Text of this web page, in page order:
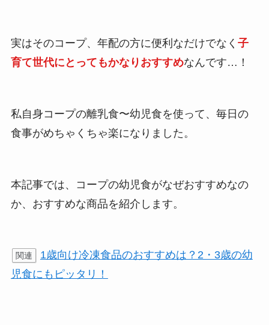
実はそのコープ、年配の方に便利なだけでなく 子
育て世代にとってもかなりおすすめなんです…！
私自身コープの離乳食〜幼児食を使って、毎日の
食事がめちゃくちゃ楽になりました。
本記事では、コープの幼児食がなぜおすすめなの
か、おすすめな商品を紹介します。
関連
1歳向け冷凍食品のおすすめは？2・3歳の幼
児食にもピッタリ！